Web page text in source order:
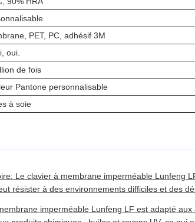
PET, PC, adhésif 3M
oui.
de fois
Pantone personnalisable
à soie
Le clavier à membrane imperméable Lunfeng
résister à des environnements difficiles et des
imperméable Lunfeng LF est adapté